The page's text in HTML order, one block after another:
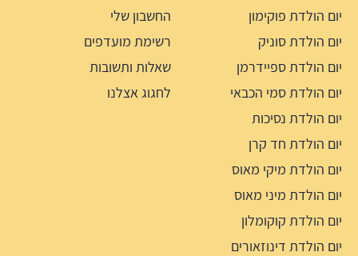
יום הולדת פוקימון
יום הולדת סוניק
יום הולדת ספיידרמן
יום הולדת סמי הכבאי
יום הולדת נסיכות
יום הולדת חד קרן
יום הולדת מיקי מאוס
יום הולדת מיני מאוס
יום הולדת קוקומלון
יום הולדת דינוזאורים
החשבון שלי
רשימת מועדפים
שאלות ותשובות
לחגוג אצלנו